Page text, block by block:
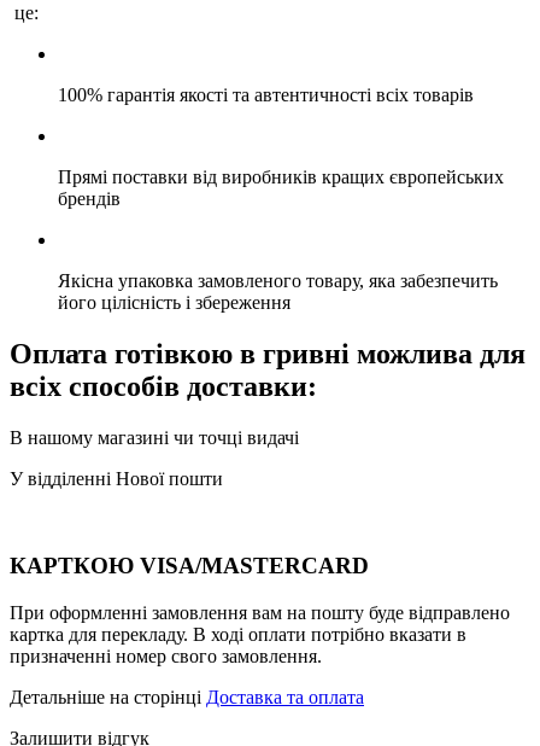
це:
100% гарантія якості та автентичності всіх товарів
Прямі поставки від виробників кращих європейських
брендів
Якісна упаковка замовленого товару, яка забезпечить
його цілісність і збереження
Оплата готівкою в гривні можлива для
всіх способів доставки:
В нашому магазині чи точці видачі
У відділенні Нової пошти
КАРТКОЮ VISA/MASTERCARD
При оформленні замовлення вам на пошту буде відправлено
картка для перекладу. В ході оплати потрібно вказати в
призначенні номер свого замовлення.
Детальніше на сторінці Доставка та оплата
Залишити відгук